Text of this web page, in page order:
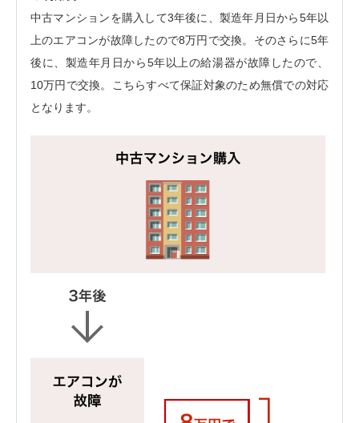
中古マンションを購入して3年後に、製造年月日から5年以
上のエアコンが故障したので8万円で交換。そのさらに5年
後に、製造年月日から5年以上の給湯器が故障したので、
10万円で交換。こちらすべて保証対象のため無償での対応
となります。